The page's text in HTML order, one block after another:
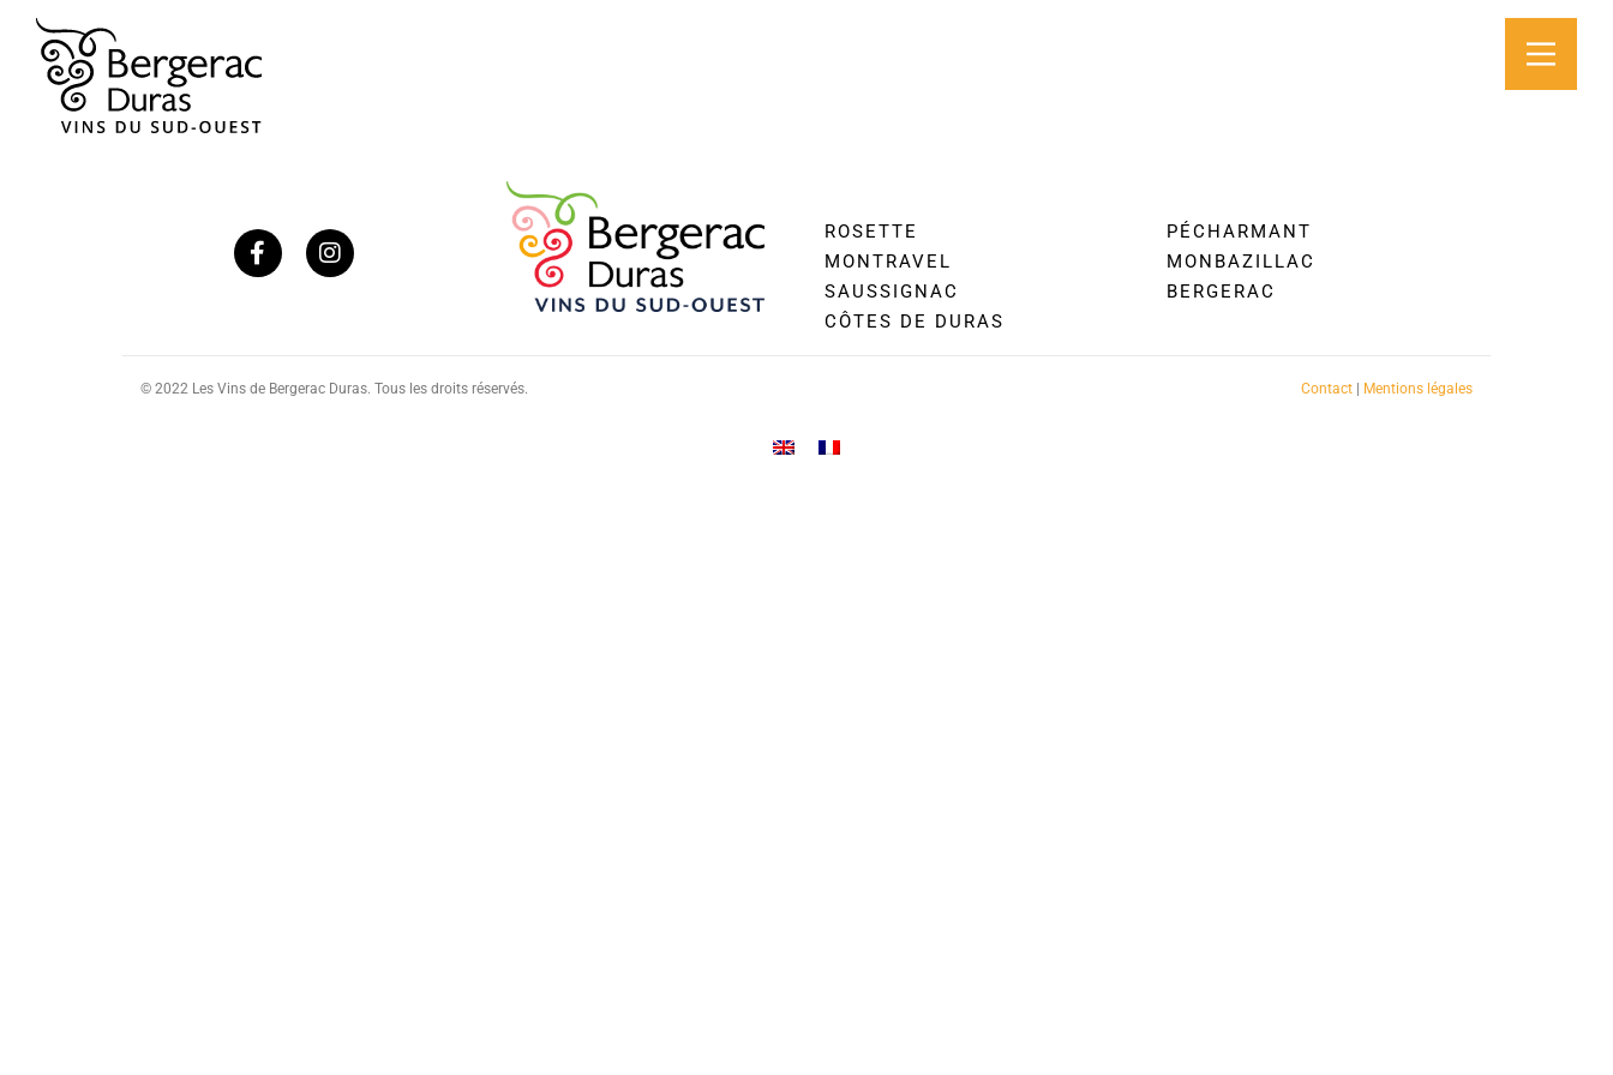
ROSETTE
MONTRAVEL
SAUSSIGNAC
CÔTES DE DURAS
PÉCHARMANT
MONBAZILLAC
BERGERAC
© 2022 Les Vins de Bergerac Duras. Tous les droits réservés. Contact | Mentions légales